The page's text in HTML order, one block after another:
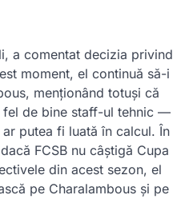
a comentat decizia privind
moment, el continuă să-i
menționând totuși că
fel de bine staff-ul tehnic —
putea fi luată în calcul. În
FCSB nu câștigă Cupa
din acest sezon, el
pe Charalambous și pe